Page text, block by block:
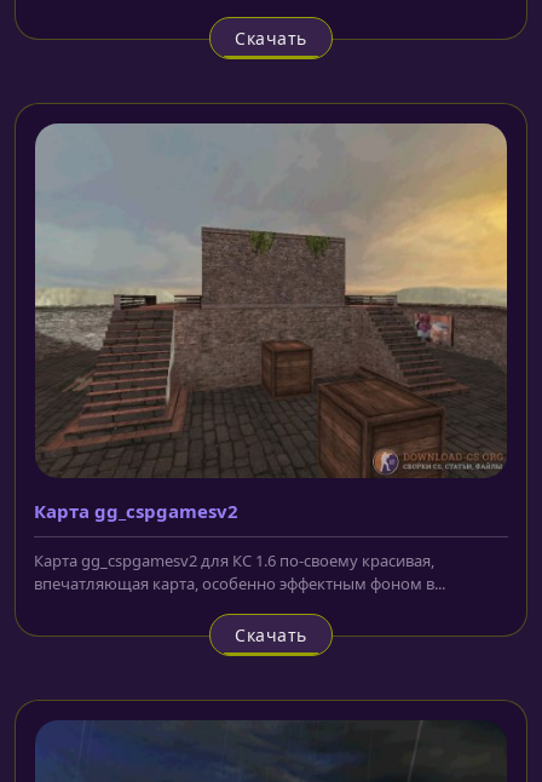
Скачать
Карта gg_cspgamesv2
Карта gg_cspgamesv2 для КС 1.6 по-своему красивая,
впечатляющая карта, особенно эффектным фоном в...
Скачать